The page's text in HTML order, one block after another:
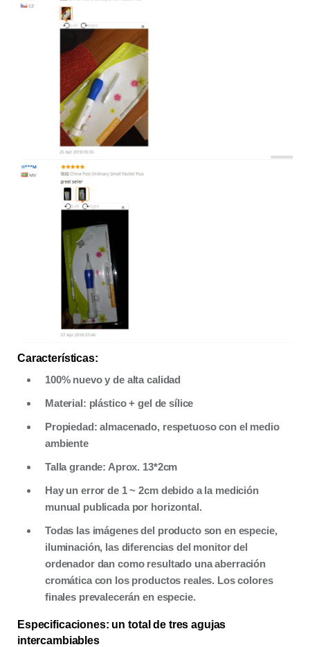
Características:
100% nuevo y de alta calidad
Material: plástico + gel de sílice
Propiedad: almacenado, respetuoso con el medio
ambiente
Talla grande: Aprox. 13*2cm
Hay un error de 1 ~ 2cm debido a la medición
munual publicada por horizontal.
Todas las imágenes del producto son en especie,
iluminación, las diferencias del monitor del
ordenador dan como resultado una aberración
cromática con los productos reales. Los colores
finales prevalecerán en especie.
Especificaciones: un total de tres agujas
intercambiables